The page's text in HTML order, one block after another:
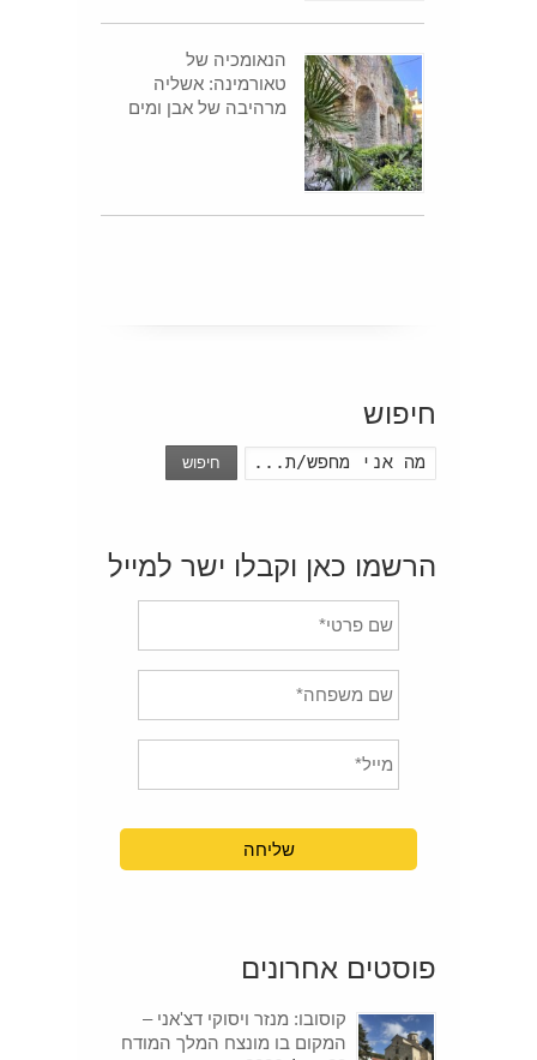
הנאומכיה של
טאורמינה: אשליה
מרהיבה של אבן ומים
חיפוש
חיפוש
הרשמו כאן וקבלו ישר למייל
פוסטים אחרונים
קוסובו: מנזר ויסוקי דצ'אני –
המקום בו מונצח המלך המודח